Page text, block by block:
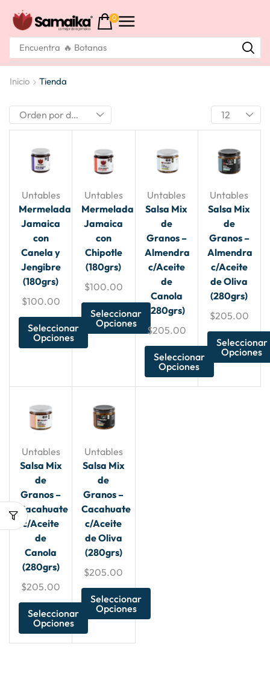
0
Encuentra 🔥 Botanas
Inicio Tienda
Untables
Mermelada
Jamaica
con
Canela y
Jengibre
(180grs)
$100.00
Seleccionar
Opciones
Untables
Mermelada
Jamaica
con
Chipotle
(180grs)
$100.00
Seleccionar
Opciones
Untables
Salsa Mix
de
Granos –
Almendra
c/Aceite
de
Canola
(280grs)
$205.00
Seleccionar
Opciones
Untables
Salsa Mix
de
Granos –
Almendra
c/Aceite
de Oliva
(280grs)
$205.00
Seleccionar
Opciones
Untables
Salsa Mix
de
Granos –
Cacahuate
c/Aceite
de
Canola
(280grs)
$205.00
Seleccionar
Opciones
Untables
Salsa Mix
de
Granos –
Cacahuate
c/Aceite
de Oliva
(280grs)
$205.00
Seleccionar
Opciones